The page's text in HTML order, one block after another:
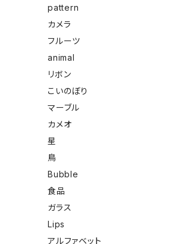
pattern
カメラ
フルーツ
animal
リボン
こいのぼり
マーブル
カメオ
星
鳥
Bubble
食品
ガラス
Lips
アルファベット